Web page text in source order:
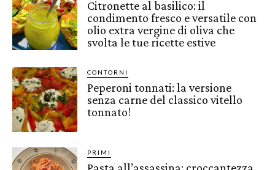
Citronette al basilico: il
condimento fresco e versatile con
olio extra vergine di oliva che
svolta le tue ricette estive
CONTORNI
Peperoni tonnati: la versione
senza carne del classico vitello
tonnato!
PRIMI